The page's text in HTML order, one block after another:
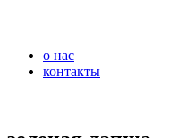
о нас
контакты